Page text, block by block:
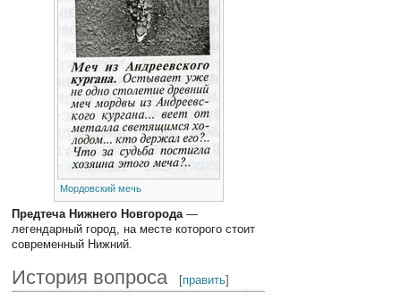
Мордовский мечь
Предтеча Нижнего Новгорода—
легендарный город, на месте которого стоит
современный Нижний.
История вопроса [править]